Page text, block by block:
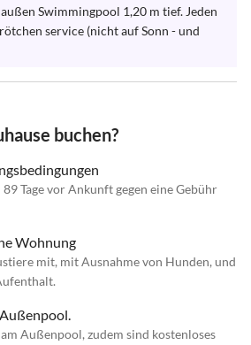
Swimmingpool 1,20 m tief. Jeden
service (nicht auf Sonn - und
buchen?
Tage vor Ankunft gegen eine Gebühr
Wohnung
mit, mit Ausnahme von Hunden, und
Außenpool, zudem sind kostenloses